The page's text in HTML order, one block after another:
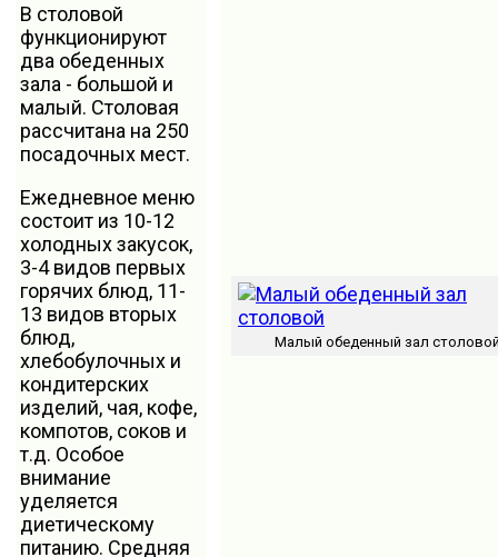
В столовой
функционируют
два обеденных
зала - большой и
малый. Столовая
рассчитана на 250
посадочных мест.
Ежедневное меню
состоит из 10-12
холодных закусок,
3-4 видов первых
горячих блюд, 11-
13 видов вторых
блюд,
хлебобулочных и
кондитерских
изделий, чая, кофе,
компотов, соков и
т.д. Особое
внимание
уделяется
диетическому
питанию. Средняя
Малый обеденный зал